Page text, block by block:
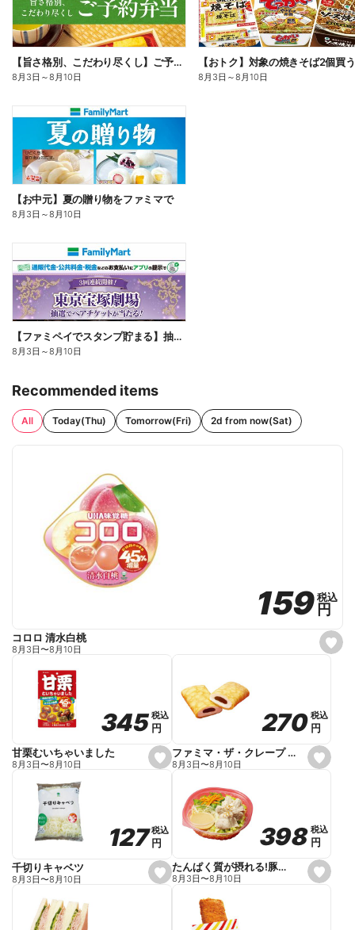
【旨さ格別、こだわり尽くし】ご予約弁当
8月3日 ～8月10日 8月3日 ～8月10日
【お中元】夏の贈り物をファミマで
8月3日 ～8月10日
【ファミペイでスタンプ貯まる】抽選でペアチケットが当たる!
8月3日 ～8月10日
Recommended items
All Today(Thu) Tomorrow(Fri) 2d from now(Sat)
s
e
159
159税込
税込
円
円
コロロ 清水白桃
8月3日〜8月10日
s
e
o
r
i
e
345
345税込
税込
円
円
甘栗むいちゃいました
8月3日〜8月10日
s
e
o
r
i
e
270
270 税込
税込
円
円
ファミマ・ザ・クレープ 生チョコ
8月3日〜8月10日
s
e
127
127税込
税込
円
円
千切りキャベツ
8月3日〜8月10日
s
e
398
398 税込
税込
円
円
たんぱく質が摂れる!豚しゃぶのパスタサラダ
8月3日〜8月10日